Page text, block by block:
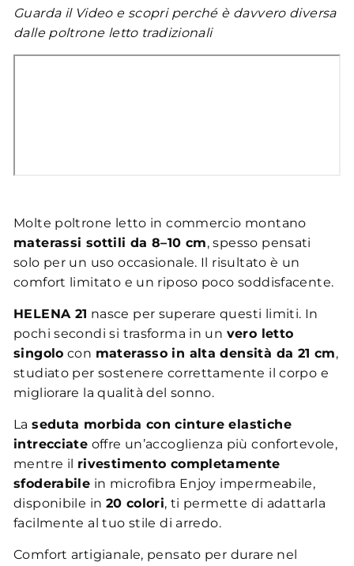
Guarda il Video e scopri perché è davvero diversa
dalle poltrone letto tradizionali
Molte poltrone letto in commercio montano
materassi sottili da 8–10 cm, spesso pensati
solo per un uso occasionale. Il risultato è un
comfort limitato e un riposo poco soddisfacente.
HELENA 21 nasce per superare questi limiti. In
pochi secondi si trasforma in un vero letto
singolo con materasso in alta densità da 21 cm,
studiato per sostenere correttamente il corpo e
migliorare la qualità del sonno.
Laseduta morbida con cinture elastiche
intrecciate offre un’accoglienza più confortevole,
mentre il rivestimento completamente
sfoderabile in microfibra Enjoy impermeabile,
disponibile in 20 colori, ti permette di adattarla
facilmente al tuo stile di arredo.
Comfort artigianale, pensato per durare nel